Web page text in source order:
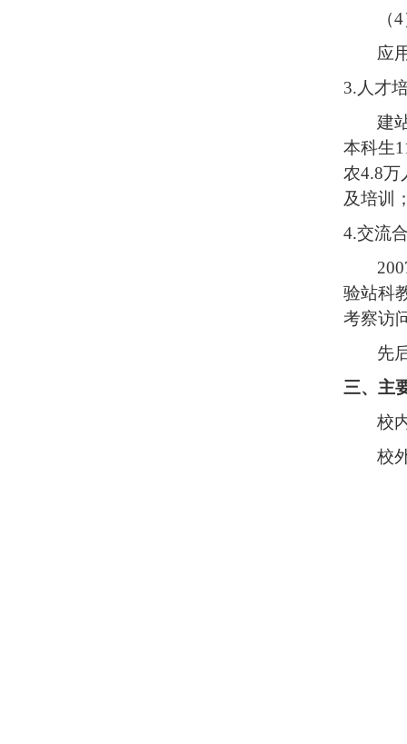
（
应
3.人才
建
本科生
农4.8万
及培训
4.交流
验站科
考察访
先
三、主
校
校